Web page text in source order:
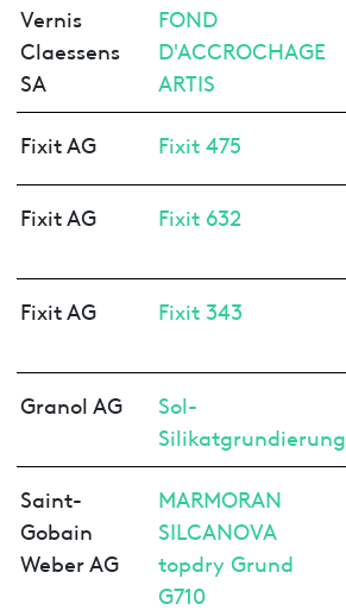
Vernis
Claessens
SA
FOND
D'ACCROCHAGE
ARTIS
Fixit AG Fixit 475
Fixit AG Fixit 632
Fixit AG Fixit 343
Granol AG
Sol-
Silikatgrundierung
Saint-
Gobain
Weber AG
MARMORAN
SILCANOVA
topdry Grund
G710